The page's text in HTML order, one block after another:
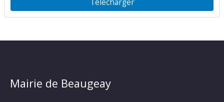
Mairie de Beaugeay